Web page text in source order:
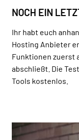
NOCH EIN
Ihr habt euch
Hosting Anbieter
Funktionen zuerst
abschließt. Die
Tools kostenlos.